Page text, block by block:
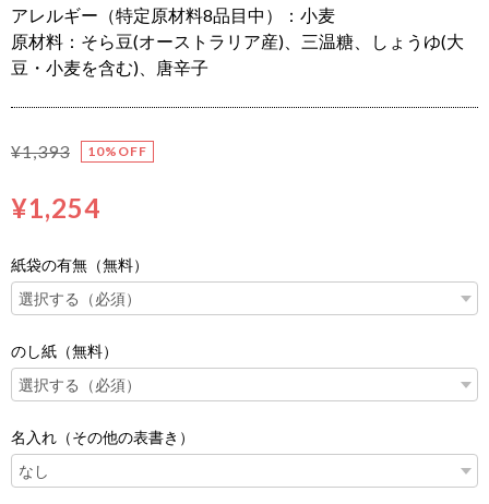
アレルギー（特定原材料8品目中）：小麦
原材料：そら豆(オーストラリア産)、三温糖、しょうゆ(大
豆・小麦を含む)、唐辛子
¥1,393 10%OFF
¥1,254
紙袋の有無（無料）
のし紙（無料）
名入れ（その他の表書き）